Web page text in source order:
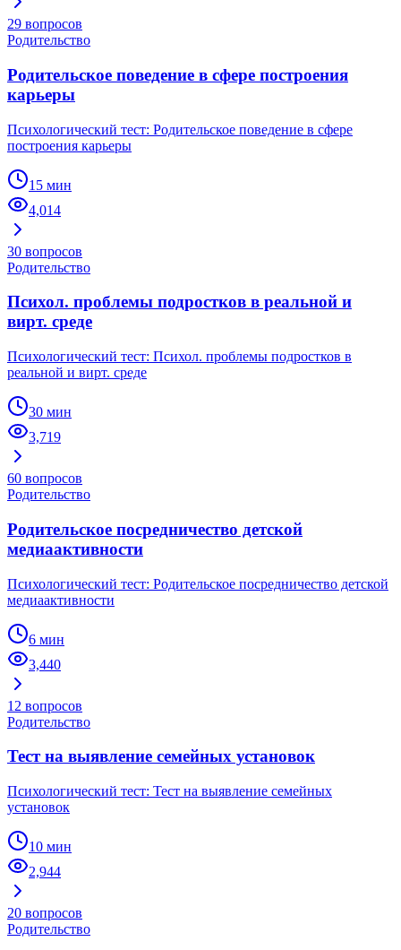
29 вопросов
Родительство
Родительское поведение в сфере построения
карьеры
Психологический тест: Родительское поведение в сфере
построения карьеры
15 мин
4,014
30 вопросов
Родительство
Психол. проблемы подростков в реальной и
вирт. среде
Психологический тест: Психол. проблемы подростков в
реальной и вирт. среде
30 мин
3,719
60 вопросов
Родительство
Родительское посредничество детской
медиаактивности
Психологический тест: Родительское посредничество детской
медиаактивности
6 мин
3,440
12 вопросов
Родительство
Тест на выявление семейных установок
Психологический тест: Тест на выявление семейных
установок
10 мин
2,944
20 вопросов
Родительство